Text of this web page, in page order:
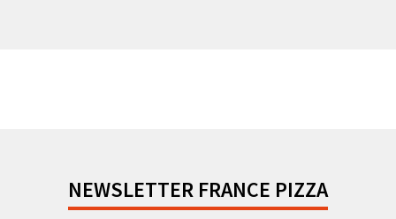
NEWSLETTER FRANCE PIZZA